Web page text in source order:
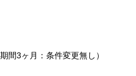
間3ヶ月：条件変更無し）